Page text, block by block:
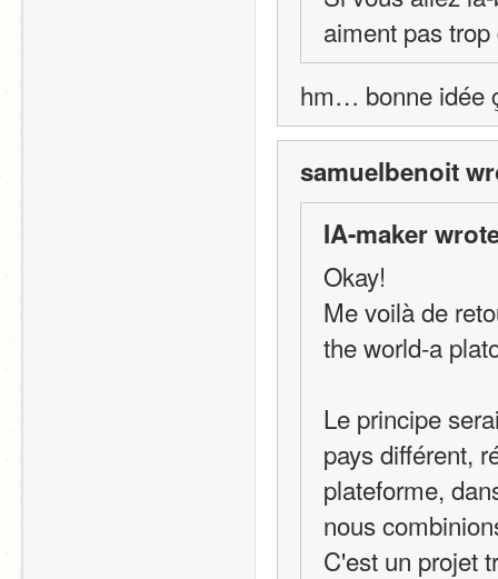
aiment pas
hm… bonne
samuelbenoit
IA-maker
Okay!
Me voilà de
the world-a
Le principe
pays différent,
plateforme,
nous
C'est un projet